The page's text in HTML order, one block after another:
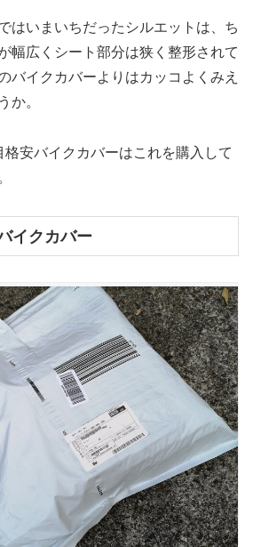
はいまいちだったシルエットは、ち
幅広くシート部分は狭く整形されて
バイクカバーよりはカッコよくみえ
か。
格安バイクカバーはこれを購入して
イクカバー